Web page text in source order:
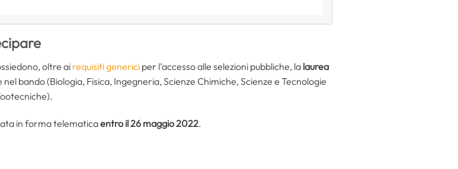
oltre ai requisiti generici per l’accesso alle selezioni pubbliche, la laurea
bando (Biologia, Fisica, Ingegneria, Scienze Chimiche, Scienze e Tecnologie
in forma telematicaentro il 26 maggio 2022.